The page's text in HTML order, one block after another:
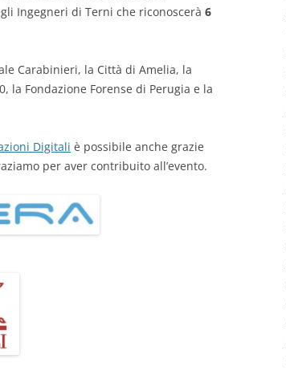
Ingegneri di Terni che riconoscerà 6
Carabinieri, la Città di Amelia, la
la Fondazione Forense di Perugia e la
Digitali è possibile anche grazie
per aver contribuito all’evento.